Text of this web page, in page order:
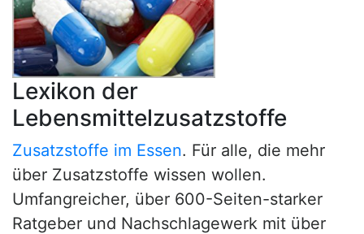
Lexikon der
Lebensmittelzusatzstoffe
Zusatzstoffe im Essen. Für alle, die mehr
über Zusatzstoffe wissen wollen.
Umfangreicher, über 600-Seiten-starker
Ratgeber und Nachschlagewerk mit über